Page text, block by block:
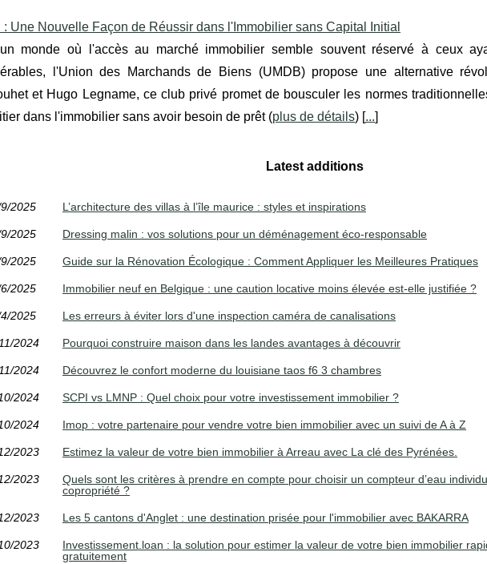
: Une Nouvelle Façon de Réussir dans l'Immobilier sans Capital Initial
monde où l'accès au marché immobilier semble souvent réservé à ceux
l'Union des Marchands de Biens (UMDB) propose une alternative
et Hugo Legname, ce club privé promet de bousculer les normes
dans l'immobilier sans avoir besoin de prêt (plus de détails) [...]
Latest additions
2025 L’architecture des villas à l’île maurice : styles et inspirations
2025 Dressing malin : vos solutions pour un déménagement éco-responsable
2025 Guide sur la Rénovation Écologique : Comment Appliquer les Meilleures Pratiques
2025 Immobilier neuf en Belgique : une caution locative moins élevée est-elle justifiée ?
2025 Les erreurs à éviter lors d'une inspection caméra de canalisations
2024 Pourquoi construire maison dans les landes avantages à découvrir
2024 Découvrez le confort moderne du louisiane taos f6 3 chambres
2024 SCPI vs LMNP : Quel choix pour votre investissement immobilier ?
2024 Imop : votre partenaire pour vendre votre bien immobilier avec un suivi de A à Z
2023 Estimez la valeur de votre bien immobilier à Arreau avec La clé des Pyrénées.
2023
Quels sont les critères à prendre en compte pour choisir un compteur d’eau
copropriété ?
2023 Les 5 cantons d'Anglet : une destination prisée pour l'immobilier avec BAKARRA
2023
Investissement.loan : la solution pour estimer la valeur de votre bien immobilier
gratuitement